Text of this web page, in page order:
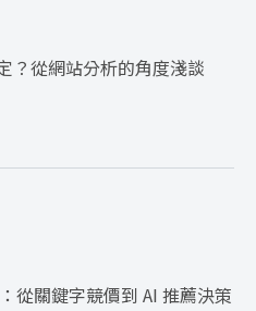
？從網站分析的角度淺談
從關鍵字競價到 AI 推薦決策